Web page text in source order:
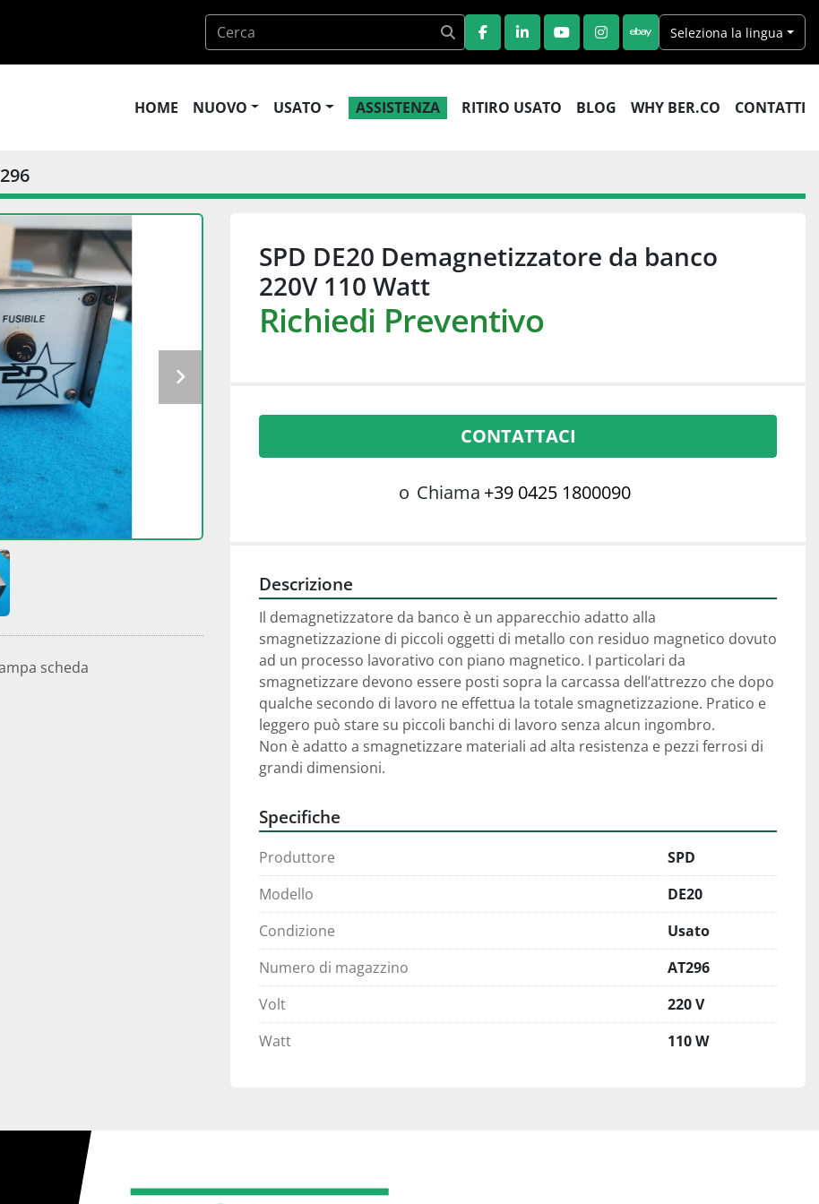
FACEBOOK
LINKEDINYOUTUBEINSTAGRAM
EBAYSeleziona la lingua
HOME NUOVO USATO ASSISTENZA RITIRO USATO BLOG WHY BER.CO CONTATTI
scheda
SPD DE20 Demagnetizzatore da banco
220V 110 Watt
Richiedi Preventivo
CONTATTACI
o Chiama +39 0425 1800090
Descrizione
Il demagnetizzatore da banco è un apparecchio adatto alla
smagnetizzazione di piccoli oggetti di metallo con residuo magnetico dovuto
ad un processo lavorativo con piano magnetico. I particolari da
smagnetizzare devono essere posti sopra la carcassa dell’attrezzo che dopo
qualche secondo di lavoro ne effettua la totale smagnetizzazione. Pratico e
leggero può stare su piccoli banchi di lavoro senza alcun ingombro.
Non è adatto a smagnetizzare materiali ad alta resistenza e pezzi ferrosi di
grandi dimensioni.
Specifiche
Produttore
SPD
Modello
DE20
Condizione
Usato
Numero di magazzino
AT296
Volt
220 V
Watt
110 W